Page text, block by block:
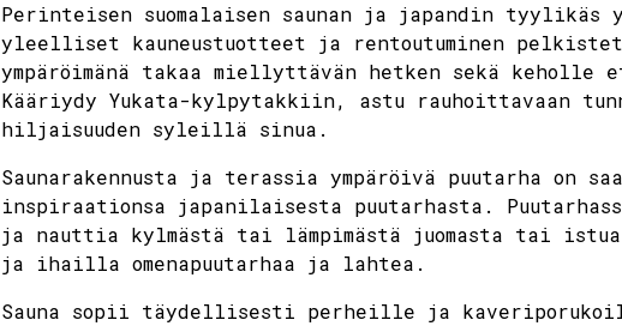
mon tue wed thu fri sat sun
27 28 29 30 31 1 2
3 4 5 6 7 8 9
10 11 12 13 14 15 16
17 18 19 20 21 22 23
mon tue wed
31 1
7 8 9
14 15 16
21 22 23
Perinteisen suomalaisen saunan ja japandin tyylikäs
yleelliset kauneustuotteet ja rentoutuminen
ympäröimänä takaa miellyttävän hetken sekä
Kääriydy Yukata-kylpytakkiin, astu rauhoittavaan
hiljaisuuden syleillä sinua.
Saunarakennusta ja terassia ympäröivä puutarha on
inspiraationsa japanilaisesta puutarhasta.
ja nauttia kylmästä tai lämpimästä juomasta tai
ja ihailla omenapuutarhaa ja lahtea.
Sauna sopii täydellisesti perheille ja